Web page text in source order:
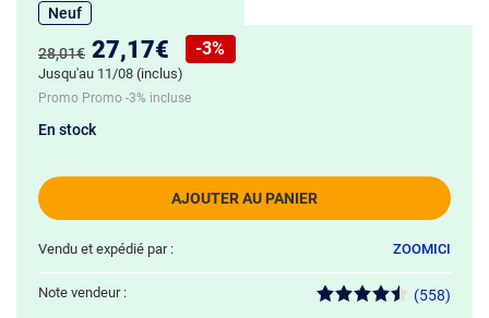
Neuf
Ancien prix :
28,01€ Nouveau prix :
27,17€
Réduction de :
-3%
Jusqu'au 11/08 (inclus)
Promo Promo -3% incluse
AJOUTER AU PANIER
En stock
Vendu et expédié par : ZOOMICI
Note vendeur : (558)